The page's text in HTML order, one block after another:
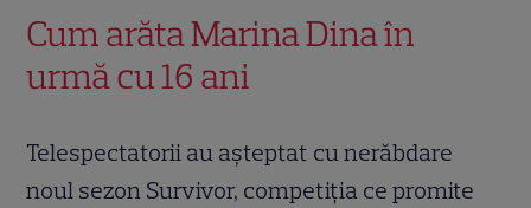
Cum arăta Marina Dina în
urmă cu 16 ani
Telespectatorii au așteptat cu nerăbdare
noul sezon Survivor, competiția ce promite